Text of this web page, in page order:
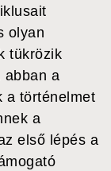
olyan
tükrözik
abban a
a történelmet
a
első lépés a